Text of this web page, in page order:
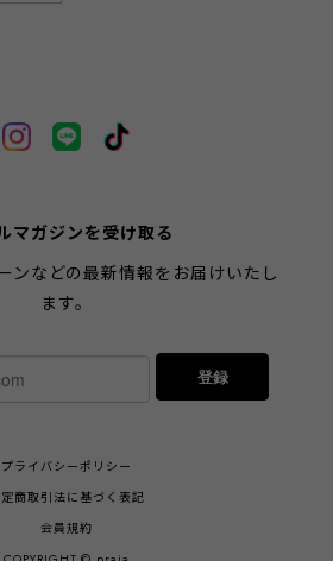
マガジンを受け取る
ンなどの最新情報をお届けいたし
ます。
登録
プライバシーポリシー
商取引法に基づく表記
会員規約